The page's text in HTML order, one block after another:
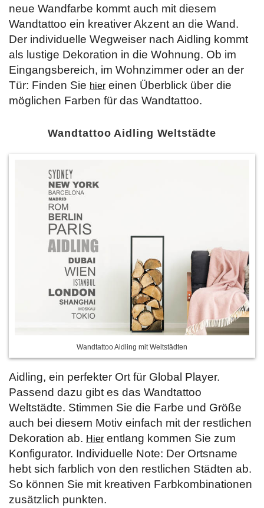
neue Wandfarbe kommt auch mit diesem
Wandtattoo ein kreativer Akzent an die Wand.
Der individuelle Wegweiser nach Aidling kommt
als lustige Dekoration in die Wohnung. Ob im
Eingangsbereich, im Wohnzimmer oder an der
Tür: Finden Sie hier einen Überblick über die
möglichen Farben für das Wandtattoo.
Wandtattoo Aidling Weltstädte
Wandtattoo Aidling mit Weltstädten
Aidling, ein perfekter Ort für Global Player.
Passend dazu gibt es das Wandtattoo
Weltstädte. Stimmen Sie die Farbe und Größe
auch bei diesem Motiv einfach mit der restlichen
Dekoration ab. Hier entlang kommen Sie zum
Konfigurator. Individuelle Note: Der Ortsname
hebt sich farblich von den restlichen Städten ab.
So können Sie mit kreativen Farbkombinationen
zusätzlich punkten.